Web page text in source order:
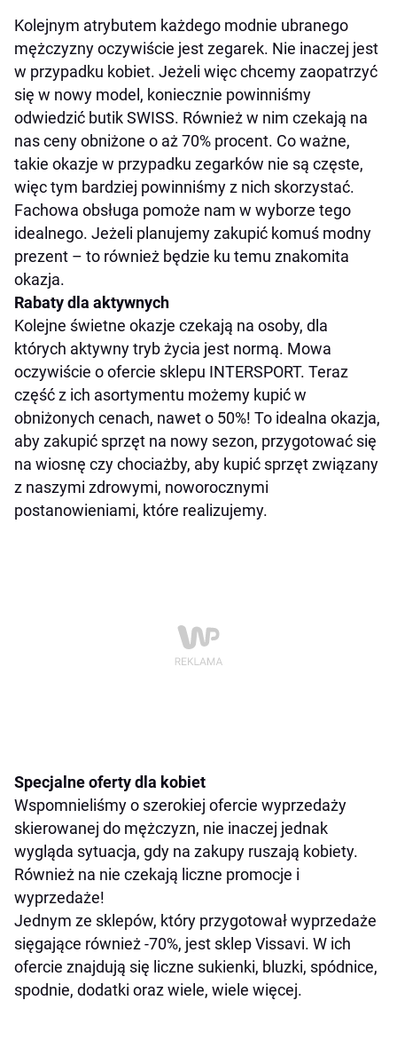
Kolejnym atrybutem każdego modnie ubranego
mężczyzny oczywiście jest zegarek. Nie inaczej jest
w przypadku kobiet. Jeżeli więc chcemy zaopatrzyć
się w nowy model, koniecznie powinniśmy
odwiedzić butik SWISS. Również w nim czekają na
nas ceny obniżone o aż 70% procent. Co ważne,
takie okazje w przypadku zegarków nie są częste,
więc tym bardziej powinniśmy z nich skorzystać.
Fachowa obsługa pomoże nam w wyborze tego
idealnego. Jeżeli planujemy zakupić komuś modny
prezent – to również będzie ku temu znakomita
okazja.
Rabaty dla aktywnych
Kolejne świetne okazje czekają na osoby, dla
których aktywny tryb życia jest normą. Mowa
oczywiście o ofercie sklepu INTERSPORT. Teraz
część z ich asortymentu możemy kupić w
obniżonych cenach, nawet o 50%! To idealna okazja,
aby zakupić sprzęt na nowy sezon, przygotować się
na wiosnę czy chociażby, aby kupić sprzęt związany
z naszymi zdrowymi, noworocznymi
postanowieniami, które realizujemy.
Specjalne oferty dla kobiet
Wspomnieliśmy o szerokiej ofercie wyprzedaży
skierowanej do mężczyzn, nie inaczej jednak
wygląda sytuacja, gdy na zakupy ruszają kobiety.
Również na nie czekają liczne promocje i
wyprzedaże!
Jednym ze sklepów, który przygotował wyprzedaże
sięgające również -70%, jest sklep Vissavi. W ich
ofercie znajdują się liczne sukienki, bluzki, spódnice,
spodnie, dodatki oraz wiele, wiele więcej.